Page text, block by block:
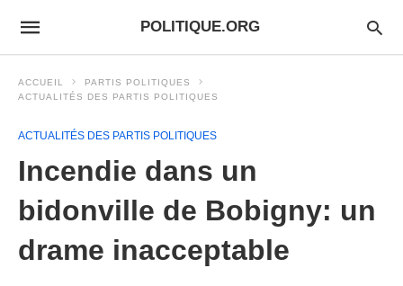
POLITIQUE.ORG
ACCUEIL
PARTIS POLITIQUES
ACTUALITÉS DES PARTIS POLITIQUES
ACTUALITÉS DES PARTIS POLITIQUES
Incendie dans un
bidonville de Bobigny: un
drame inacceptable